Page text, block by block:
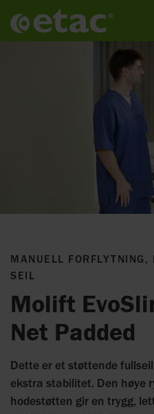
MANUELL FORFLYTNING,
SEIL
Molift
Net Padded
Dette er et støttende
ekstra stabilitet. Den høye
hodestøtten gir en trygg,